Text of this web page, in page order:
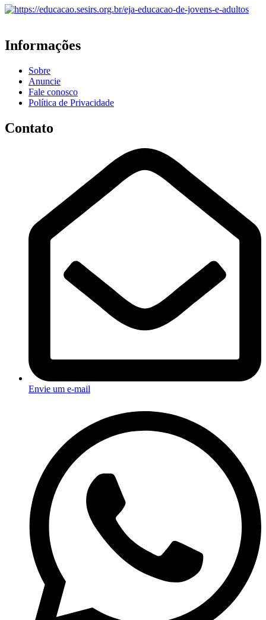
Informações
Sobre
Anuncie
Fale conosco
Política de Privacidade
Contato
Envie um e-mail